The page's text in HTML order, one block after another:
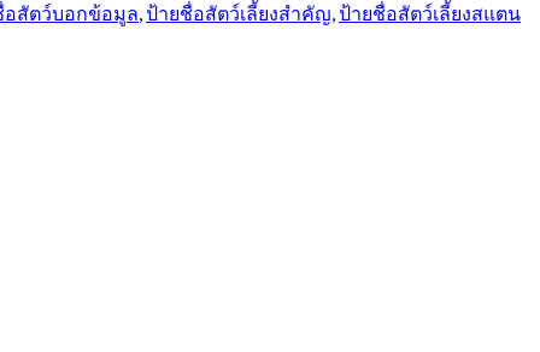
อสัตว์บอกข้อมูล,ป้ายชื่อสัตว์เลี้ยงสำคัญ,ป้ายชื่อสัตว์เลี้ยงสแตน